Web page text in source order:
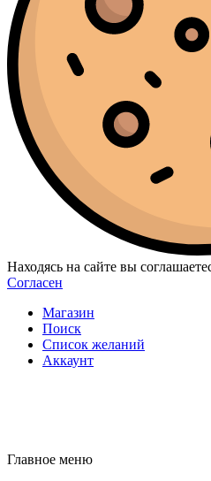
Находясь на сайте вы
Согласен
Магазин
Поиск
Список желаний
Аккаунт
Главное меню